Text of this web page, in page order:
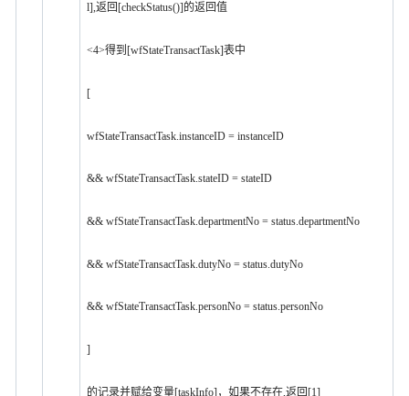
l],返回[checkStatus()]的返回值
<4>得到[wfStateTransactTask]表中
[
wfStateTransactTask.instanceID = instanceID
&& wfStateTransactTask.stateID = stateID
&& wfStateTransactTask.departmentNo = status.departmentNo
&& wfStateTransactTask.dutyNo = status.dutyNo
&& wfStateTransactTask.personNo = status.personNo
]
的记录并赋给变量[taskInfo]，如果不存在,返回[1]